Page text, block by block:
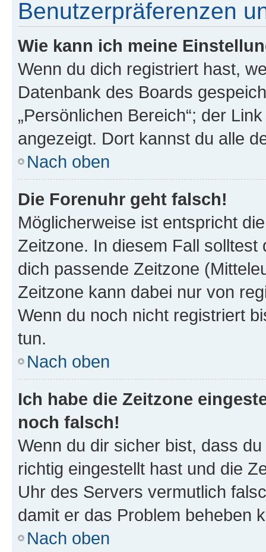
Benutzerpräferenzen
Wie kann ich meine
Wenn du dich registriert hast,
Datenbank des Boards
„Persönlichen Bereich“; der
angezeigt. Dort kannst du alle
Nach oben
Die Forenuhr geht falsch!
Möglicherweise ist entspricht
Zeitzone. In diesem Fall solltest
dich passende Zeitzone
Zeitzone kann dabei nur von
Wenn du noch nicht registriert
tun.
Nach oben
Ich habe die Zeitzone
noch falsch!
Wenn du dir sicher bist, dass
richtig eingestellt hast und die
Uhr des Servers vermutlich
damit er das Problem beheben
Nach oben